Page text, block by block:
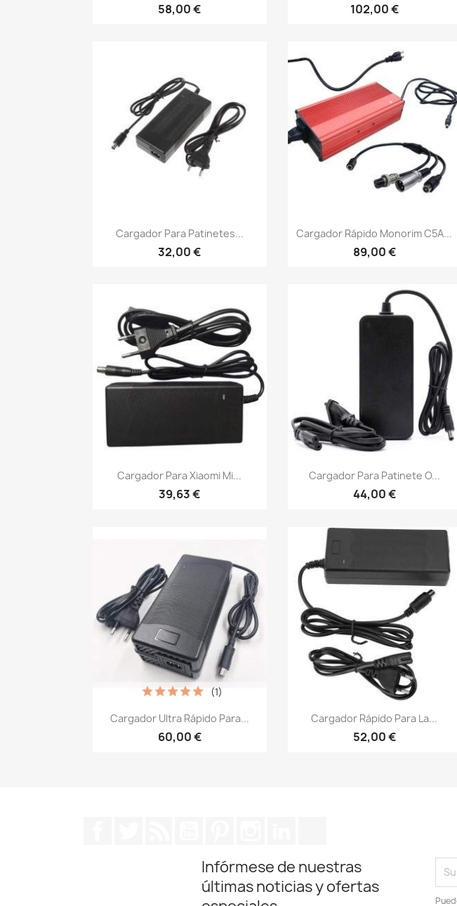
58,00 € 102,00 €
Vista rápida
Cargador Para Patinetes...
32,00 €
Vista rápida
Cargador Rápido Monorim C5A...
89,00 €
Vista rápida
Cargador Para Xiaomi Mi...
39,63 €
Vista rápida
Cargador Para Patinete O...
44,00 €
Vista rápida
Cargador Ultra Rápido Para...
60,00 €
(1)
Vista rápida
Cargador Rápido Para La...
52,00 €
Infórmese de nuestras
últimas noticias y ofertas